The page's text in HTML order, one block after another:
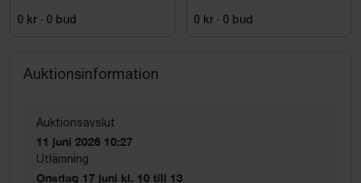
0 kr · 0 bud
BORSTAD MÄSSING PVD
0 kr · 0 bud
Auktionsinformation
Auktionsavslut
11 juni 2026 10:27
Utlämning
Onsdag 17 juni kl. 10 till 13